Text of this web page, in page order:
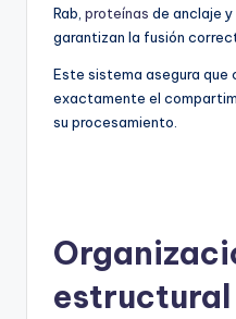
Rab, proteínas de anclaje y
garantizan la fusión
Este sistema asegura que
exactamente el
su procesamiento.